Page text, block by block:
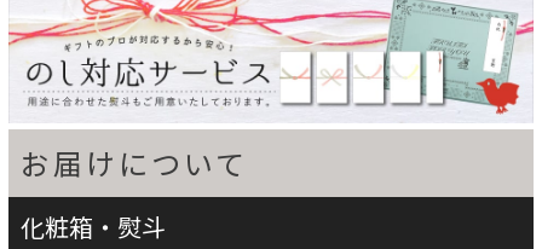
お届けについて
化粧箱・熨斗